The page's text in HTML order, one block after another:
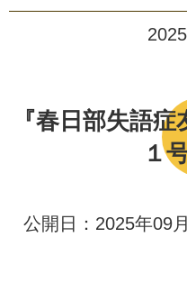
『春日部失語
１
公開日：2025年09